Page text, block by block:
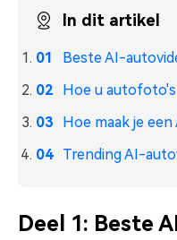
In dit artikel
Trending AI-
Deel 1: Beste